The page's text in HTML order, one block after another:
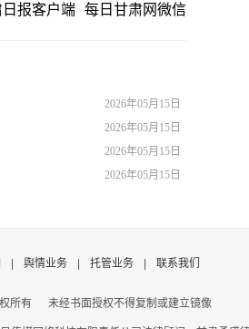
报客户端 每日甘肃网微信
2026年05月15日
2026年05月15日
2026年05月15日
2026年05月15日
舆情业务 托管业务 联系我们
所有 未经书面授权不得复制或建立镜像